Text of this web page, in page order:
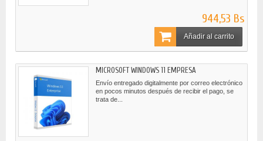
944,53 Bs
Añadir al carrito
MICROSOFT WINDOWS 11 EMPRESA
Envío entregado digitalmente por correo electrónico
en pocos minutos después de recibir el pago, se
trata de...